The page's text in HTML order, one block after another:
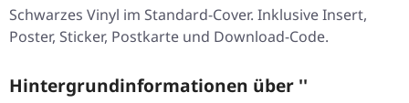
Schwarzes Vinyl im Standard-Cover. Inklusive Insert,
Poster, Sticker, Postkarte und Download-Code.
Hintergrundinformationen über ''